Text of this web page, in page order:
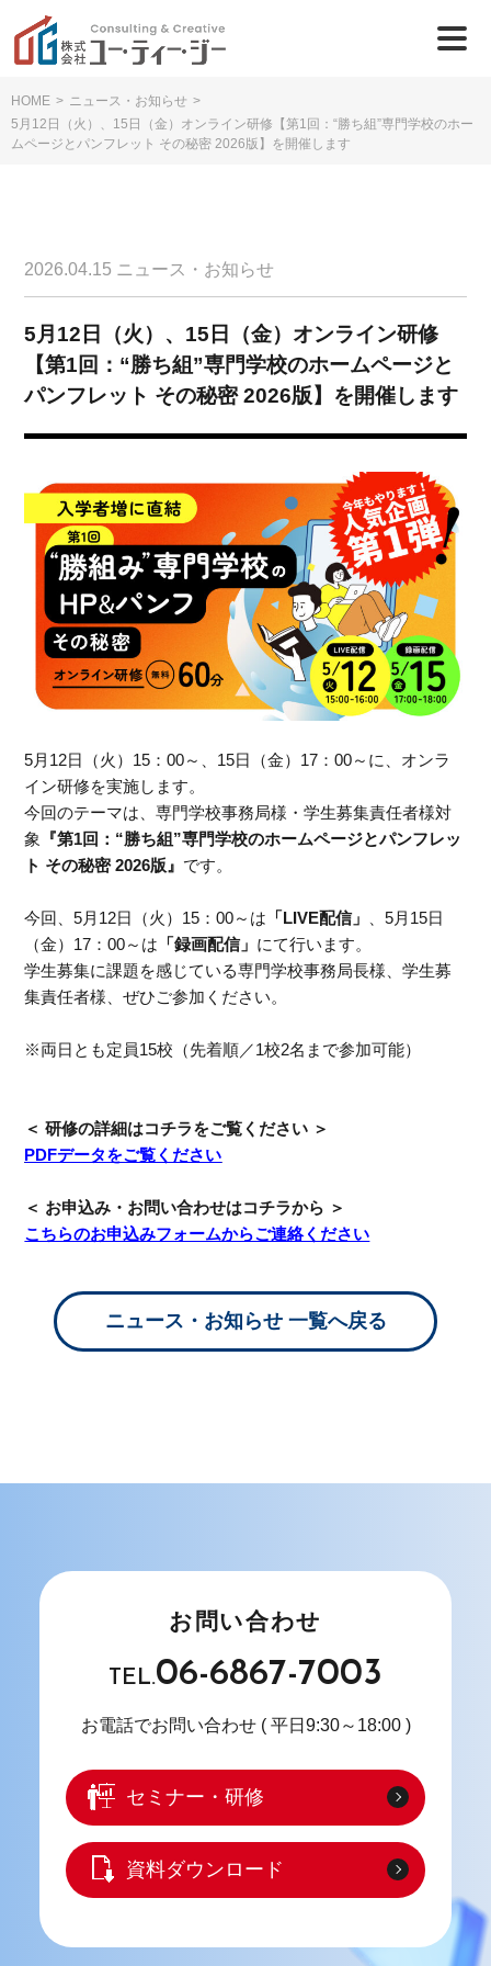
HOME > ニュース・お知らせ >
5月12日（火）、15日（金）オンライン研修【第1回：“勝ち組”専門学校のホー
ムページとパンフレット その秘密 2026版】を開催します
2026.04.15 ニュース・お知らせ
5月12日（火）、15日（金）オンライン研修
【第1回：“勝ち組”専門学校のホームページと
パンフレット その秘密 2026版】を開催します
5月12日（火）15：00～、15日（金）17：00～に、オンラ
イン研修を実施します。
今回のテーマは、専門学校事務局様・学生募集責任者様対
象
『第1回：“勝ち組”専門学校のホームページとパンフレッ
ト その秘密 2026版』 です。
今回、5月12日（火）15：00～は 「LIVE配信」
、5月15日
（金）17：00～は 「録画配信」 にて行います。
学生募集に課題を感じている専門学校事務局長様、学生募
集責任者様、ぜひご参加ください。
※両日とも定員15校（先着順／1校2名まで参加可能）
＜ 研修の詳細はコチラをご覧ください ＞
PDFデータをご覧ください
＜ お申込み・お問い合わせはコチラから ＞
こちらのお申込みフォームからご連絡ください
ニュース・お知らせ 一覧へ戻る
お問い合わせ
TEL.06-6867-7003
お電話でお問い合わせ ( 平日9:30～18:00 )
セミナー・研修
資料ダウンロード